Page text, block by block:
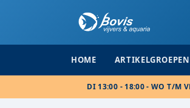
HOME ARTIKELGROEPEN
DI 13:00 - 18:00 - WO T/M